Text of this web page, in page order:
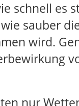
schnell es
sauber
wird.
nur